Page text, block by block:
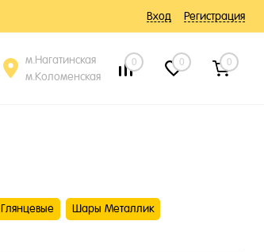
Вход Регистрация
м.Нагатинская
м.Коломенская
0 0 0
Глянцевые Шары Металлик